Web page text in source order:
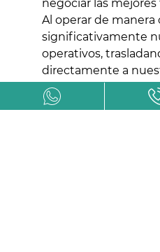
negociar las
Al operar de
significativamente
operativos,
directamente a
Además, accedemos
exclusivas
y